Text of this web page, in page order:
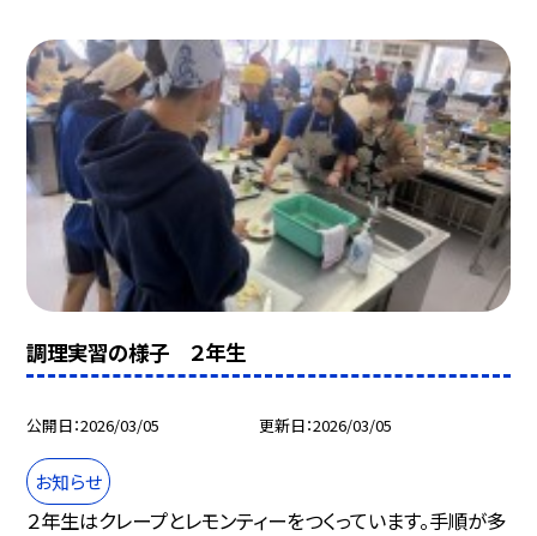
調理実習の様子 ２年生
公開日 2026/03/05 更新日 2026/03/05
お知らせ
２年生はクレープとレモンティーをつくっています。手順が多